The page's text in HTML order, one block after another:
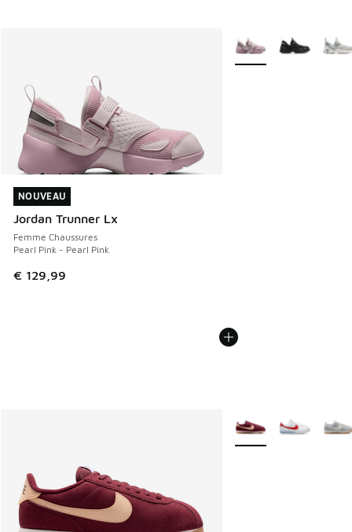
NOUVEAU
Jordan Trunner Lx
Femme Chaussures
Pearl Pink - Pearl Pink
€ 129,99
NOUVEAU
Plus de couleurs
Plus de couleurs